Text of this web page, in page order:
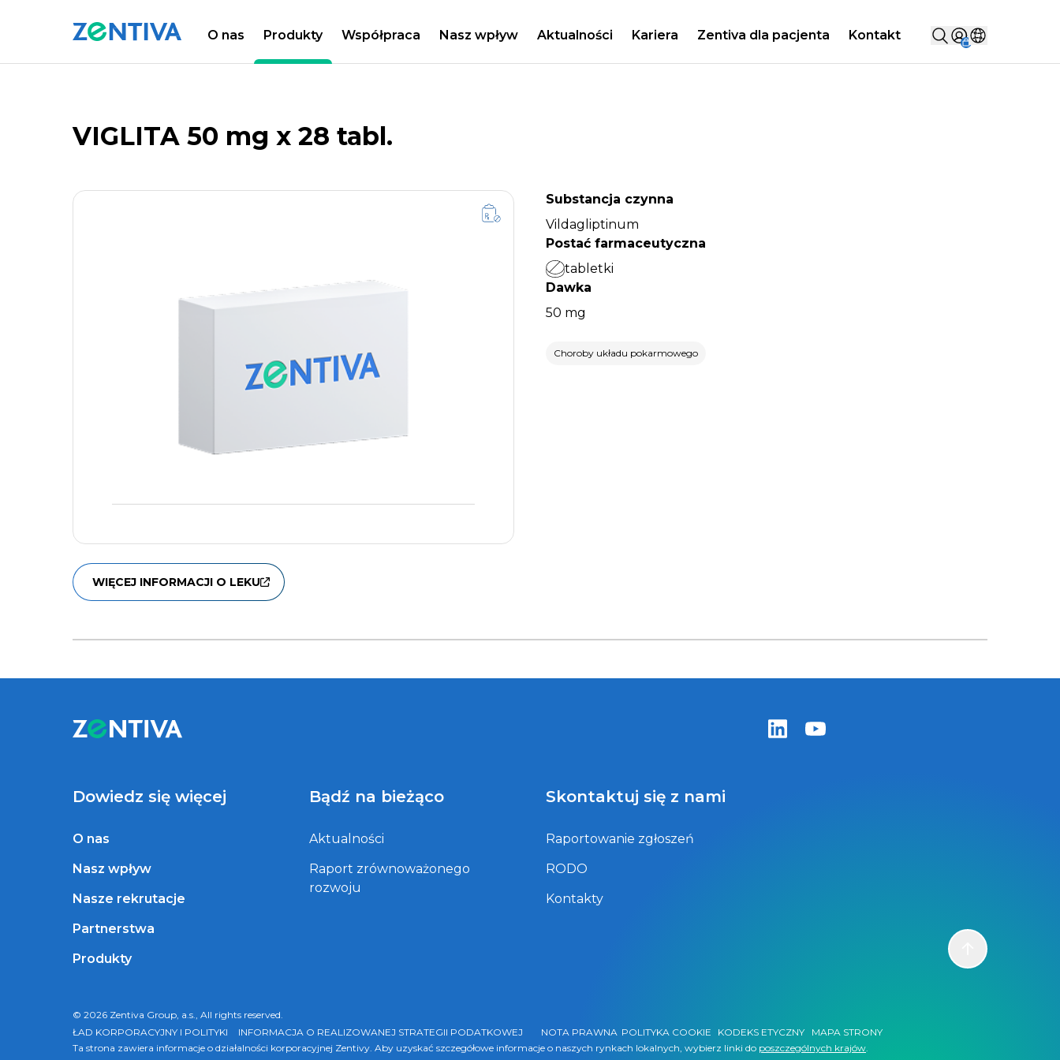
O nas Produkty Współpraca Nasz wpływ Aktualności Kariera Zentiva dla pacjenta Kontakt Szukaj...
Sign inWybierz kraj
VIGLITA 50 mg x 28 tabl.
WIĘCEJ INFORMACJI O LEKU
Substancja czynna
Vildagliptinum
Postać farmaceutyczna
tabletki
Dawka
50 mg
Choroby układu pokarmowego
Zentiva LinkedIn
Zentiva YouTube
Dowiedz się więcej
O nas
Nasz wpływ
Nasze rekrutacje
Partnerstwa
Produkty
Bądź na bieżąco
Aktualności
Raport zrównoważonego
rozwoju
Skontaktuj się z nami
Raportowanie zgłoszeń
RODO
Kontakty
Scroll to top
ŁAD KORPORACYJNY I POLITYKI INFORMACJA O REALIZOWANEJ STRATEGII PODATKOWEJ NOTA PRAWNA POLITYKA COOKIE KODEKS ETYCZNY MAPA STRONY
© 2026 Zentiva Group, a.s., All rights reserved.
Ta strona zawiera informacje o działalności korporacyjnej Zentivy. Aby uzyskać szczegółowe informacje o naszych rynkach lokalnych, wybierz linki do poszczególnych krajów.